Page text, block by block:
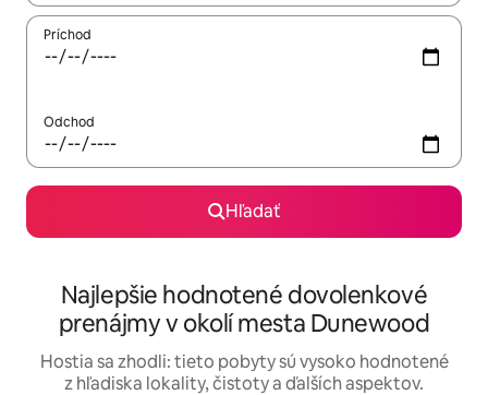
Príchod
Odchod
Hľadať
Najlepšie hodnotené dovolenkové
prenájmy v okolí mesta Dunewood
Hostia sa zhodli: tieto pobyty sú vysoko hodnotené
z hľadiska lokality, čistoty a ďalších aspektov.